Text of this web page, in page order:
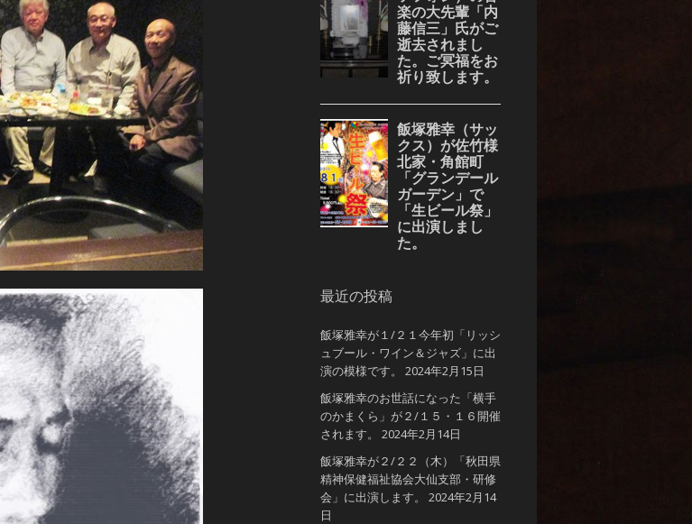
最近の投稿
飯塚雅幸が１/２１今年初「リッシ
ュブール・ワイン＆ジャズ」に出
演の模様です。
2024年2月15日
飯塚雅幸のお世話になった「横手
のかまくら」が２/１５・１６開催
されます。
2024年2月14日
飯塚雅幸が２/２２（木）「秋田県
精神保健福祉協会大仙支部・研修
会」に出演します。
2024年2月14
日